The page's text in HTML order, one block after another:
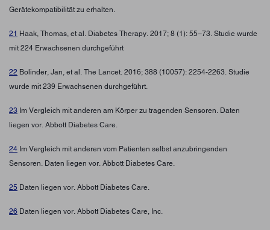
Gerätekompatibilität zu erhalten.
21 Haak, Thomas, et al. Diabetes Therapy. 2017; 8 (1): 55–73. Studie wurde
mit 224 Erwachsenen durchgeführt
22 Bolinder, Jan, et al. The Lancet. 2016; 388 (10057): 2254-2263. Studie
wurde mit 239 Erwachsenen durchgeführt.
23 Im Vergleich mit anderen am Körper zu tragenden Sensoren. Daten
liegen vor. Abbott Diabetes Care.
24 Im Vergleich mit anderen vom Patienten selbst anzubringenden
Sensoren. Daten liegen vor. Abbott Diabetes Care.
25 Daten liegen vor. Abbott Diabetes Care.
26 Daten liegen vor. Abbott Diabetes Care, Inc.